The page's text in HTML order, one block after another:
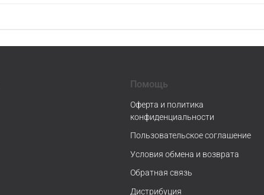
Помощь
Оферта и политика
конфиденциальности
Пользовательское соглашение
Условия обмена и возврата
Обратная связь
Дистрибуция